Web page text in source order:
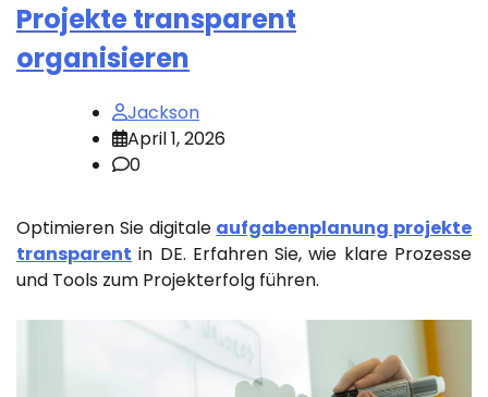
Projekte transparent
organisieren
Jackson
April 1, 2026
0
Optimieren Sie digitale aufgabenplanung projekte
transparent in DE. Erfahren Sie, wie klare Prozesse
und Tools zum Projekterfolg führen.